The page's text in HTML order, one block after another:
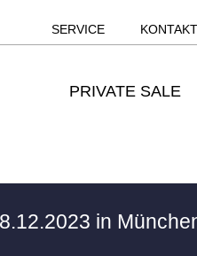
SERVICE KONTAKT
PRIVATE SALE
in